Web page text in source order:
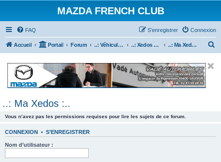
MAZDA FRENCH CLUB
FAQ Connexion
S’enregistrer
Accueil Portail Forum ..: Véhicules Mazda ancien (<2003) :.. ..: Xedos 6 & 9 :.. ..: Ma Xedos :..
e
..: Ma Xedos :..
Vous n’avez pas les permissions requises pour lire les sujets de ce forum.
CONNEXION • S’ENREGISTRER
Nom d’utilisateur :